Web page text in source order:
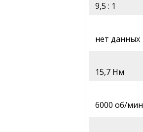
9,5 : 1
нет данных
15,7 Нм
6000 об/мин